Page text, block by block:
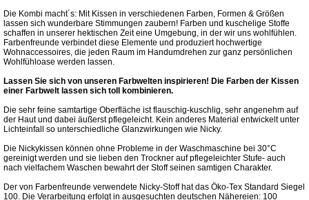
Die Kombi macht´s: Mit Kissen in verschiedenen Farben, Formen & Größen
lassen sich wunderbare Stimmungen zaubern! Farben und kuschelige Stoffe
schaffen in unserer hektischen Zeit eine Umgebung, in der wir uns wohlfühlen.
Farbenfreunde verbindet diese Elemente und produziert hochwertige
Wohnaccessoires, die jeden Raum im Handumdrehen zur ganz persönlichen
Wohlfühloase werden lassen.
Lassen Sie sich von unseren Farbwelten inspirieren! Die Farben der Kissen
einer Farbwelt lassen sich toll kombinieren.
Die sehr feine samtartige Oberfläche ist flauschig-kuschlig, sehr angenehm auf
der Haut und dabei äußerst pflegeleicht. Kein anderes Material entwickelt unter
Lichteinfall so unterschiedliche Glanzwirkungen wie Nicky.
Die Nickykissen können ohne Probleme in der Waschmaschine bei 30°C
gereinigt werden und sie lieben den Trockner auf pflegeleichter Stufe- auch
nach vielfachem Waschen bewahrt der Stoff seinen samtigen Charakter.
Der von Farbenfreunde verwendete Nicky-Stoff hat das Öko-Tex Standard Siegel
100. Die Verarbeitung erfolgt in ausgesuchten deutschen Nähereien: 100